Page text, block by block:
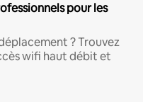
pour les
? Trouvez
wifi haut débit et